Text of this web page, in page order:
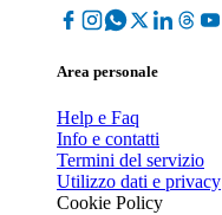
Area personale
Help e Faq
Info e contatti
Termini del servizio
Utilizzo dati e privacy
Cookie Policy